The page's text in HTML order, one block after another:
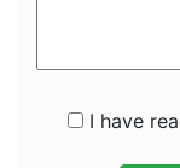
I have